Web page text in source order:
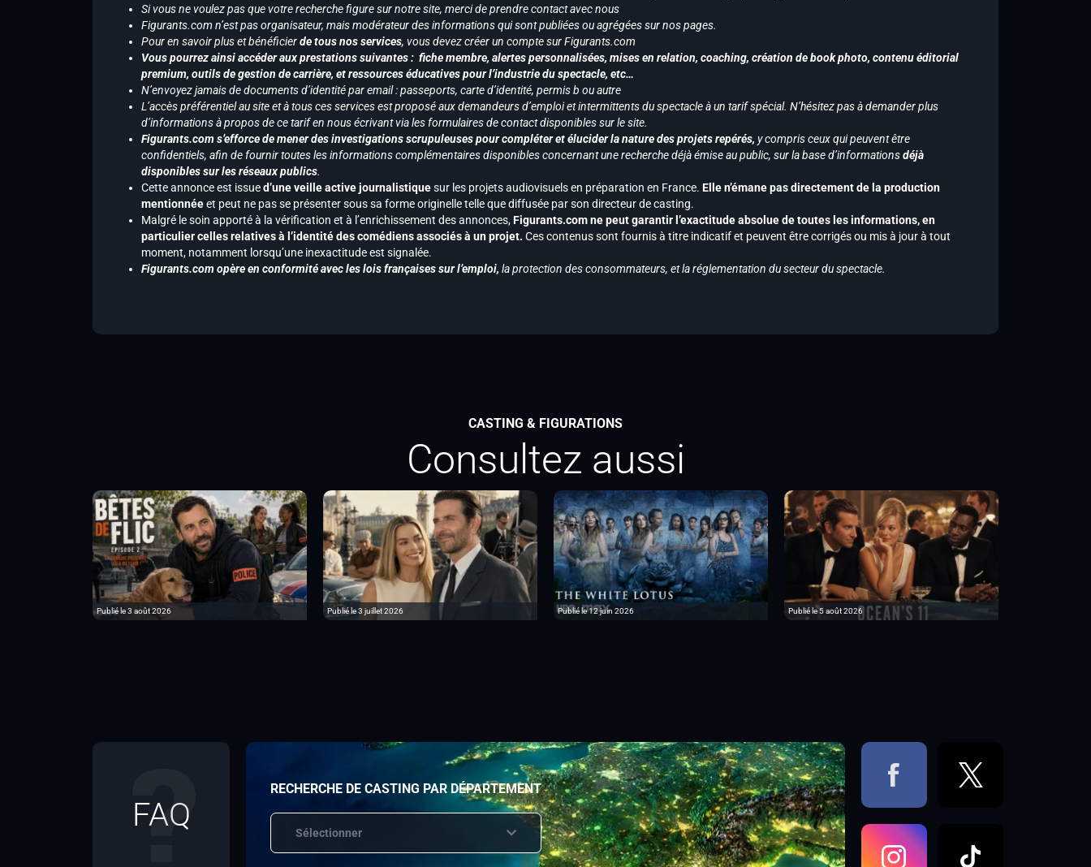
Si vous ne voulez pas que votre recherche figure sur notre site, merci de prendre contact avec nous
Figurants.com n’est pas organisateur, mais modérateur des informations qui sont publiées ou agrégées sur nos pages.
Pour en savoir plus et bénéficierde tous nos services, vous devez créer un compte sur Figurants.com
Vous pourrez ainsi accéder aux prestations suivantes : fiche membre, alertes personnalisées, mises en relation, coaching, création de book photo, contenu éditorial
premium, outils de gestion de carrière, et ressources éducatives pour l’industrie du spectacle, etc…
N’envoyez jamais de documents d’identité par email : passeports, carte d’identité, permis b ou autre
L’accès préférentiel au site et à tous ces services est proposé aux demandeurs d’emploi et intermittents du spectacle à un tarif spécial. N’hésitez pas à demander plus
d’informations à propos de ce tarif en nous écrivant via les formulaires de contact disponibles sur le site.
Figurants.com s’efforce de mener des investigations scrupuleuses pour compléter et élucider la nature des projets repérés, y compris ceux qui peuvent être
confidentiels, afin de fournir toutes les informations complémentaires disponibles concernant une recherche déjà émise au public, sur la base d’informationsdéjà
disponibles sur les réseaux publics.
Cette annonce est issued’une veille active journalistiquesur les projets audiovisuels en préparation en France. Elle n’émane pas directement de la production
mentionnéeet peut ne pas se présenter sous sa forme originelle telle que diffusée par son directeur de casting.
Malgré le soin apporté à la vérification et à l’enrichissement des annonces,Figurants.com ne peut garantir l’exactitude absolue de toutes les informations, en
particulier celles relatives à l’identité des comédiens associés à un projet. Ces contenus sont fournis à titre indicatif et peuvent être corrigés ou mis à jour à tout
moment, notamment lorsqu’une inexactitude est signalée.
Figurants.com opère en conformité avec les lois françaises sur l’emploi, la protection des consommateurs, et la réglementation du secteur du spectacle.
CASTING & FIGURATIONS
Consultez aussi
Publié le 3 août 2026 Publié le 3 juillet 2026 Publié le 12 juin 2026 Publié le 5 août 2026
FAQ
RECHERCHE DE CASTING PAR DÉPARTEMENT
Sélectionner